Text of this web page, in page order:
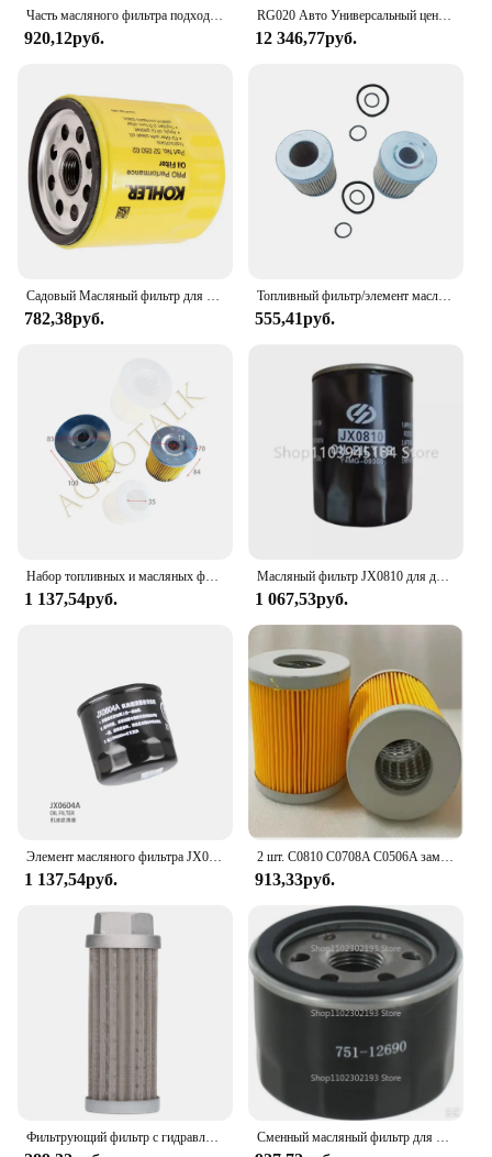
Часть масляного фильтра подходит для масляного фильтра Масляный фильтр повышенной производительности для Kawasaki 49065 0721; соответствует деталью 49065 7007
920,12руб.
RG020 Авто Универсальный центрифужный масляный фильтр Дизельный двигатель Масляный фильтр Центрифужный масляный фильтр
12 346,77руб.
Садовый Масляный фильтр для Kohler 52-050-02-S Pro Performance 52 050 02-S OEM запчасти для газонокосилки
782,38руб.
Топливный фильтр/элемент масляного фильтра для трактора Shenniu Bison SN250 / SN254 с двигателем 295T, номер детали:
555,41руб.
1 137,54руб.
Масляный фильтр JX0810 для детали двигателя dongfanghong Yangdong
1 067,53руб.
1 137,54руб.
2 шт. C0810 C0708A C0506A замена бумаги 490/480/485 комплект для ремонта фильтров дизельного масла JX0810 C0708 C0506
913,33руб.